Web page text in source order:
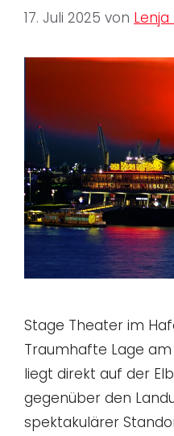
17. Juli 2025 von
Stage Theater im
Traumhafte Lage
liegt direkt auf der
gegenüber den
spektakulärer